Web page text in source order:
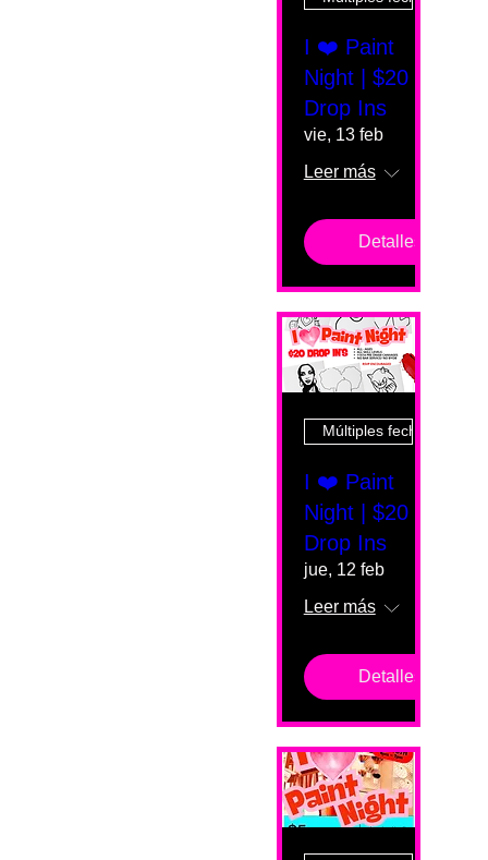
I ❤️ Paint
Night | $20
Drop Ins
vie, 13 feb
Leer más
Detalles
Múltiples fechas
I ❤️ Paint
Night | $20
Drop Ins
jue, 12 feb
Leer más
Detalles